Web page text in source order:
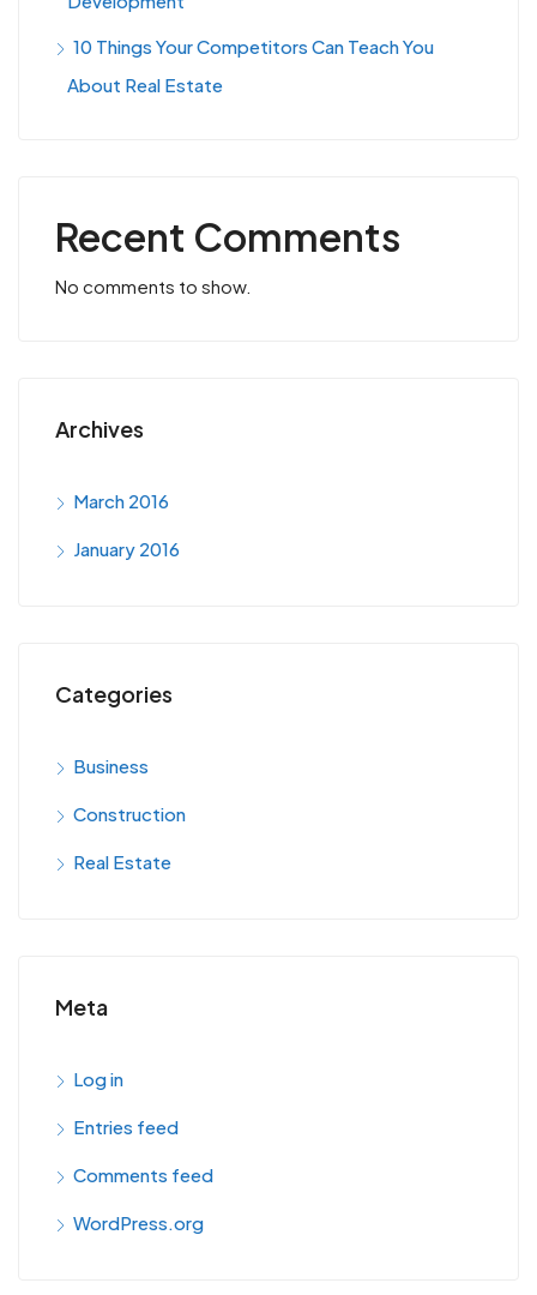
10 Things Your Competitors Can Teach You
About Real Estate
Recent Comments
No comments to show.
Archives
March 2016
January 2016
Categories
Business
Construction
Real Estate
Meta
Log in
Entries feed
Comments feed
WordPress.org